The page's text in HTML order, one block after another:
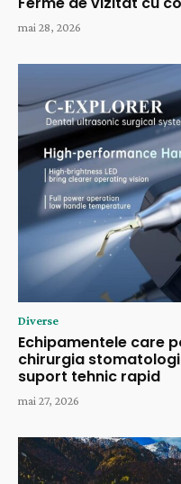
mai 28, 2026
Diverse
Echipamentele care
chirurgia
suport tehnic rapid
mai 27, 2026